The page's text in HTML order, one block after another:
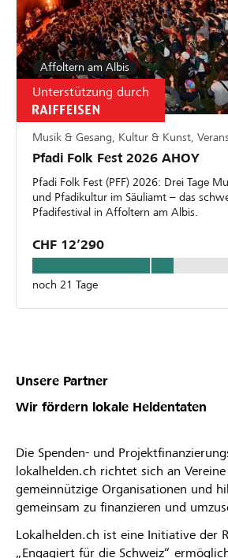
Affoltern am Albis
Unterstützung durch
Musik & Gesang, Kultur & Kunst,
Pfadi Folk Fest 2026 AHOY
Pfadi Folk Fest (PFF) 2026: Drei Tage
und Pfadikultur im Säuliamt – das
Pfadifestival in Affoltern am Albis.
CHF 12’290
noch 21 Tage
Unsere Partner
Wir fördern lokale Heldentaten
Die Spenden- und
lokalhelden.ch richtet sich an
gemeinnützige Organisationen und
gemeinsam zu finanzieren und
Lokalhelden.ch ist eine Initiative der
„Engagiert für die Schweiz“